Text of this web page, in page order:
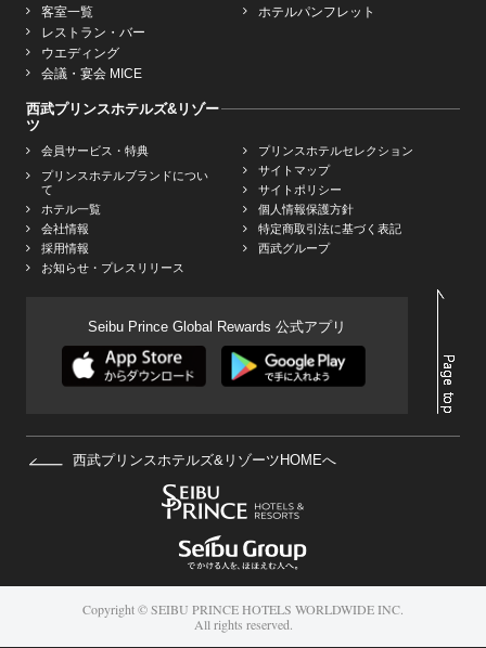
客室一覧
レストラン・バー
ウエディング
会議・宴会 MICE
ホテルパンフレット
西武プリンスホテルズ&リゾー
ツ
会員サービス・特典
プリンスホテルブランドについ
て
ホテル一覧
会社情報
採用情報
お知らせ・プレスリリース
プリンスホテルセレクション
サイトマップ
サイトポリシー
個人情報保護方針
特定商取引法に基づく表記
西武グループ
Seibu Prince Global Rewards 公式アプリ
西武プリンスホテルズ&リゾーツHOMEへ
Copyright © SEIBU PRINCE HOTELS WORLDWIDE INC.
All rights reserved.